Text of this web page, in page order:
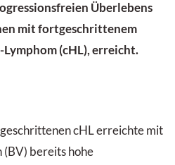
Überlebens
mit fortgeschrittenem
Lymphom (cHL), erreicht.
cHL erreichte mit
bereits hohe